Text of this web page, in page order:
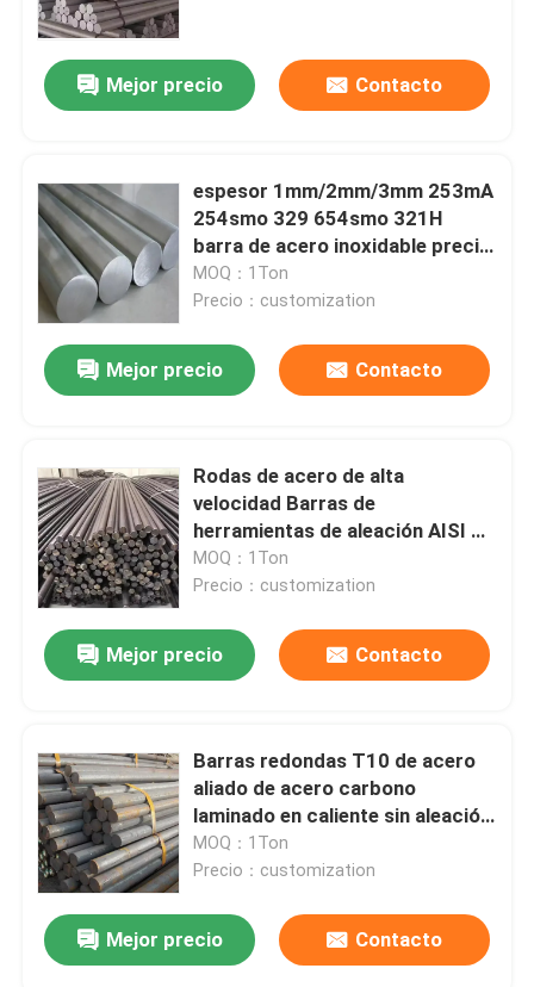
Mejor precio Contacto
espesor 1mm/2mm/3mm 253mA
254smo 329 654smo 321H
barra de acero inoxidable precio
de fábrica
MOQ：1Ton
Precio：customization
Mejor precio Contacto
Rodas de acero de alta
velocidad Barras de
herramientas de aleación AISI D2
H13 P20 S7 Rodas de acero
forjado redondo
MOQ：1Ton
Precio：customization
Mejor precio Contacto
Barras redondas T10 de acero
aliado de acero carbono
laminado en caliente sin aleación
Cnjia suave Tt / Lc Q235b Jbr
Ancho +/-2mm+,/-3
MOQ：1Ton
Precio：customization
Mejor precio Contacto